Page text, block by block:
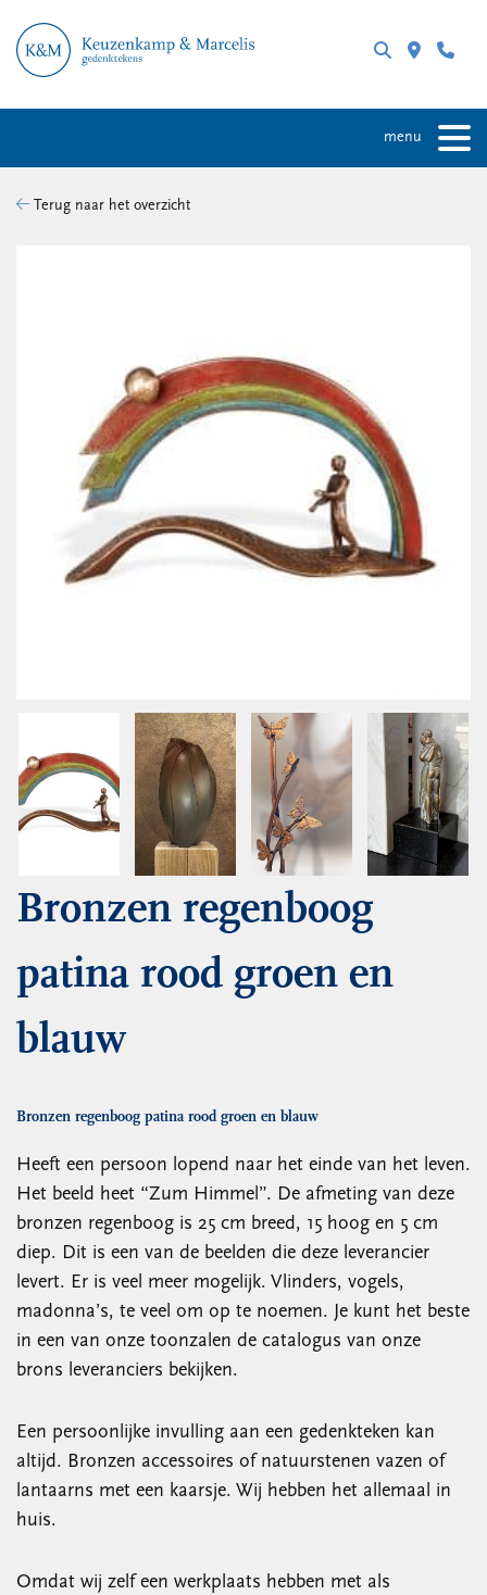
menu
Terug naar het overzicht
Bronzen regenboog
patina rood groen en
blauw
Bronzen regenboog patina rood groen en blauw
Heeft een persoon lopend naar het einde van het leven.
Het beeld heet “Zum Himmel”. De afmeting van deze
bronzen regenboog is 25 cm breed, 15 hoog en 5 cm
diep. Dit is een van de beelden die deze leverancier
levert. Er is veel meer mogelijk. Vlinders, vogels,
madonna’s, te veel om op te noemen. Je kunt het beste
in een van onze toonzalen de catalogus van onze
brons leveranciers bekijken.
Een persoonlijke invulling aan een gedenkteken kan
altijd. Bronzen accessoires of natuurstenen vazen of
lantaarns met een kaarsje. Wij hebben het allemaal in
huis.
Omdat wij zelf een werkplaats hebben met als